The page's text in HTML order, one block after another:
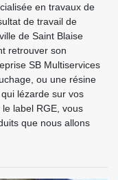
en travaux de
de travail de
de Saint Blaise
retrouver son
SB Multiservices
ou une résine
lézarde sur vos
label RGE, vous
que nous allons